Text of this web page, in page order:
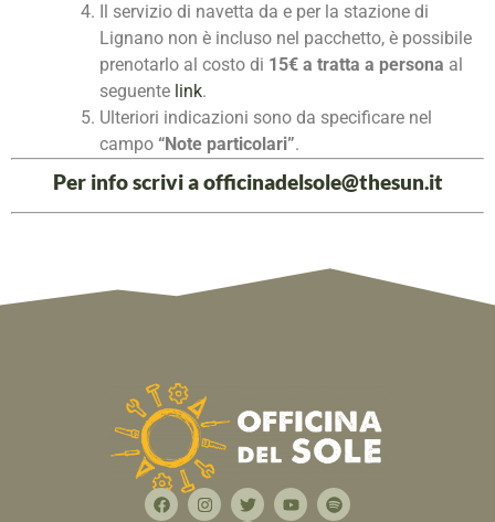
Il servizio di navetta da e per la stazione di
Lignano non è incluso nel pacchetto, è possibile
prenotarlo al costo di 15€ a tratta a persona al
seguente link.
Ulteriori indicazioni sono da specificare nel
campo “Note particolari”.
Per info scrivi aofficinadelsole@thesun.it